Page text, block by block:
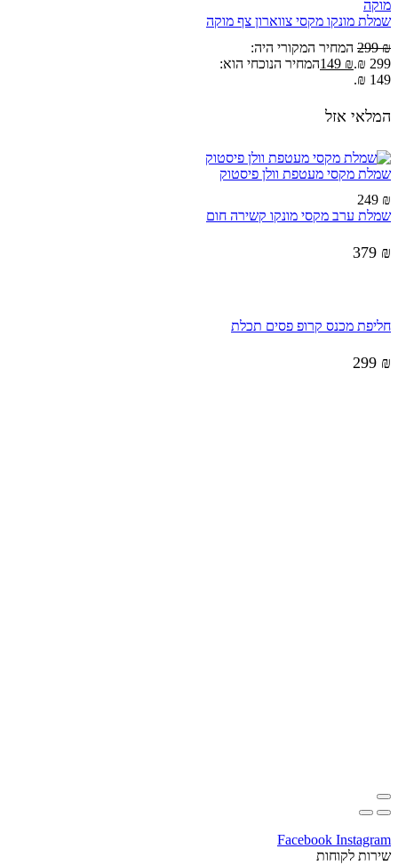
שמלת מונקו מקסי צווארון צף מוקה
299₪
המחיר המקורי היה:
299 ₪.
149 ₪
המחיר הנוכחי הוא:
149 ₪.
המלאי אזל
שמלת מקסי מעטפת וולן פיסטוק
249 ₪
שמלת ערב מקסי מונקו קשירה חום
379 ₪
חליפת מכנס קרופ פסים תכלת
299 ₪
Facebook Instagram
שירות לקוחות